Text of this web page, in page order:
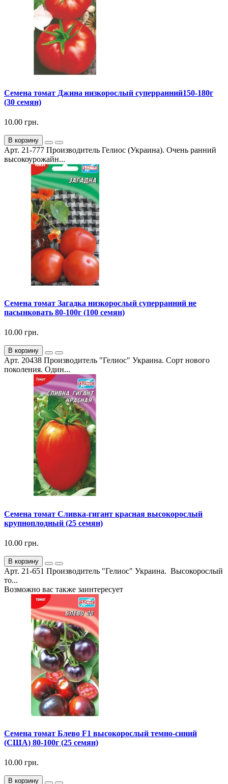
Семена томат Джина низкорослый суперранний150-180г
(30 семян)
10.00 грн.
В корзину
Арт. 21-777 Производитель Гелиос (Украина). Очень ранний
высокоурожайн...
Семена томат Загадка низкорослый суперранний не
пасынковать 80-100г (100 семян)
10.00 грн.
В корзину
Арт. 20438 Производитель "Гелиос" Украина. Сорт нового
поколения. Один...
Семена томат Сливка-гигант красная высокорослый
крупноплодный (25 семян)
10.00 грн.
В корзину
Арт. 21-651 Производитель "Гелиос" Украина. Высокорослый
то...
Возможно вас также заинтересует
Семена томат Блево F1 высокорослый темно-синий
(США) 80-100г (25 семян)
10.00 грн.
В корзину